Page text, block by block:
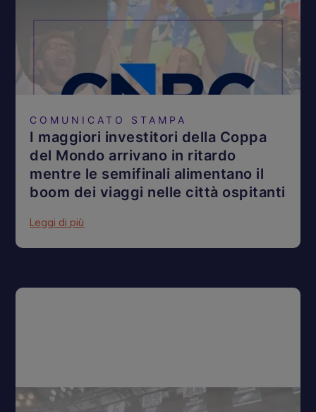
COMUNICATO STAMPA
I maggiori investitori della Coppa
del Mondo arrivano in ritardo
mentre le semifinali alimentano il
boom dei viaggi nelle città ospitanti
Leggi di più